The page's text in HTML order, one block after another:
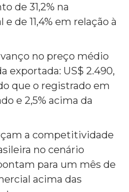
de 31,2% na
de 11,4% em relação à
no preço médio
exportada: US$ 2.490,
que o registrado em
e 2,5% acima da
a competitividade
no cenário
para um mês de
acima das